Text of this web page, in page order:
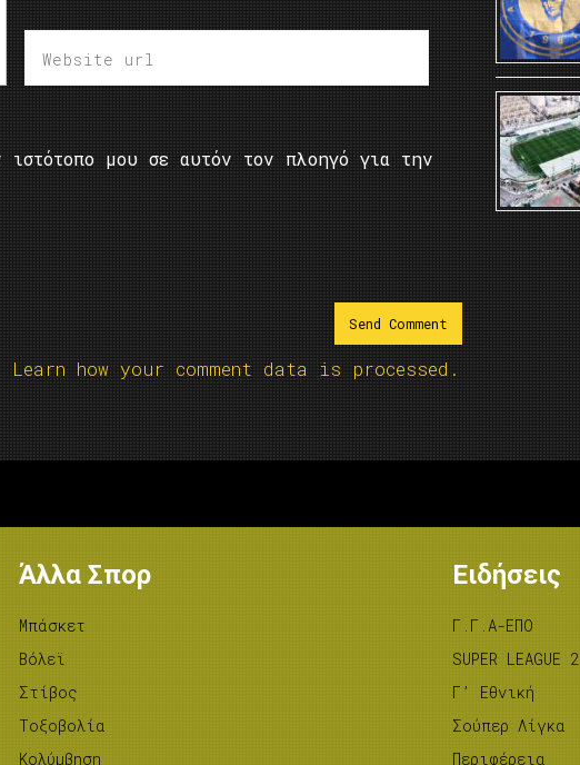
μου σε αυτόν τον πλοηγό για την
Learn how your comment data is processed.
Άλλα Σπορ
Μπάσκετ
Βόλεϊ
Στίβος
Tοξοβολία
Κολύμβηση
Ειδήσεις
Γ.Γ.Α-ΕΠΟ
SUPER LEAGUE 2
Γ’ Εθνική
Σούπερ Λίγκα
Περιφέρεια